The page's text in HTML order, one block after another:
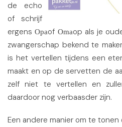
de echo
of schrijf
ergensOpaof Omaop als je
zwangerschap bekend te
is het vertellen tijdens een
maakt en op de servetten de
zelf niet te vertellen en
daardoor nog verbaasder zijn.
Een andere manier om te